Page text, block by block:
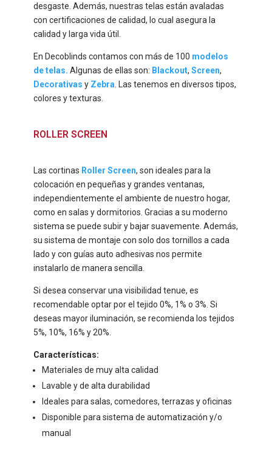
desgaste. Además, nuestras telas están avaladas
con certificaciones de calidad, lo cual asegura la
calidad y larga vida útil.
En Decoblinds contamos con más de 100 modelos
de telas. Algunas de ellas son: Blackout, Screen,
Decorativas y Zebra . Las tenemos en diversos tipos,
colores y texturas.
ROLLER SCREEN
Las cortinas Roller Screen, son ideales para la
colocación en pequeñas y grandes ventanas,
independientemente el ambiente de nuestro hogar,
como en salas y dormitorios. Gracias a su moderno
sistema se puede subir y bajar suavemente. Además,
su sistema de montaje con solo dos tornillos a cada
lado y con guías auto adhesivas nos permite
instalarlo de manera sencilla.
Si desea conservar una visibilidad tenue, es
recomendable optar por el tejido 0%, 1% o 3%. Si
deseas mayor iluminación, se recomienda los tejidos
5%, 10%, 16% y 20%.
Características:
Materiales de muy alta calidad
Lavable y de alta durabilidad
Ideales para salas, comedores, terrazas y oficinas
Disponible para sistema de automatización y/o
manual